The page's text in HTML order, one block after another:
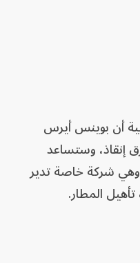
أن بوينس أيرس
وستساعد
وهي شركة خاصة تدير
المطار.